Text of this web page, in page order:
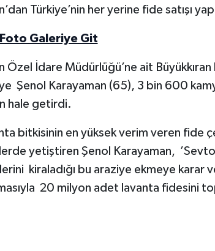
Türkiye’nin her yerine fide satışı
Foto Galeriye Git
Özel İdare Müdürlüğü’ne ait
Şenol Karayaman (65), 3 bin 600
hale getirdi.
bitkisinin en yüksek verim veren fide
yetiştiren Şenol Karayaman,
kiraladığı bu araziye ekmeye karar
20 milyon adet lavanta fidesini